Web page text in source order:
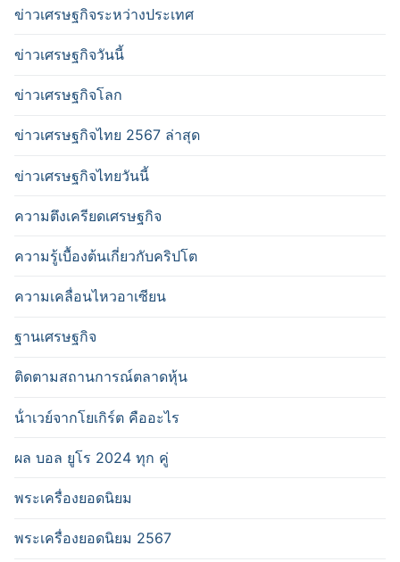
ข่าวเศรษฐกิจระหว่างประเทศ
ข่าวเศรษฐกิจวันนี้
ข่าวเศรษฐกิจโลก
ข่าวเศรษฐกิจไทย 2567 ล่าสุด
ข่าวเศรษฐกิจไทยวันนี้
ความตึงเครียดเศรษฐกิจ
ความรู้เบื้องต้นเกี่ยวกับคริปโต
ความเคลื่อนไหวอาเซียน
ฐานเศรษฐกิจ
ติดตามสถานการณ์ตลาดหุ้น
น้ําเวย์จากโยเกิร์ต คืออะไร
ผล บอล ยูโร 2024 ทุก คู่
พระเครื่องยอดนิยม
พระเครื่องยอดนิยม 2567